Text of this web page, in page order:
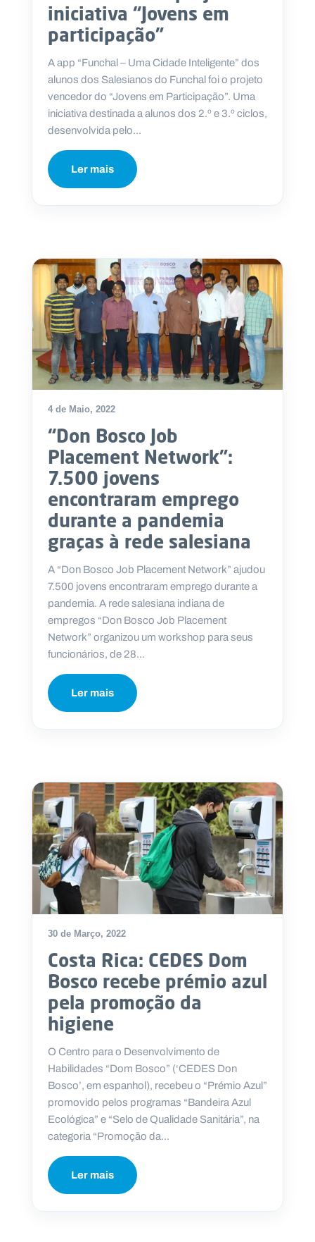
iniciativa “Jovens em
participação”
A app “Funchal – Uma Cidade Inteligente” dos
alunos dos Salesianos do Funchal foi o projeto
vencedor do “Jovens em Participação”. Uma
iniciativa destinada a alunos dos 2.º e 3.º ciclos,
desenvolvida pelo...
Ler mais
4 de Maio, 2022
“Don Bosco Job
Placement Network”:
7.500 jovens
encontraram emprego
durante a pandemia
graças à rede salesiana
A “Don Bosco Job Placement Network” ajudou
7.500 jovens encontraram emprego durante a
pandemia. A rede salesiana indiana de
empregos “Don Bosco Job Placement
Network” organizou um workshop para seus
funcionários, de 28...
Ler mais
30 de Março, 2022
Costa Rica: CEDES Dom
Bosco recebe prémio azul
pela promoção da
higiene
O Centro para o Desenvolvimento de
Habilidades “Dom Bosco” (‘CEDES Don
Bosco’, em espanhol), recebeu o “Prémio Azul”
promovido pelos programas “Bandeira Azul
Ecológica” e “Selo de Qualidade Sanitária”, na
categoria “Promoção da...
Ler mais